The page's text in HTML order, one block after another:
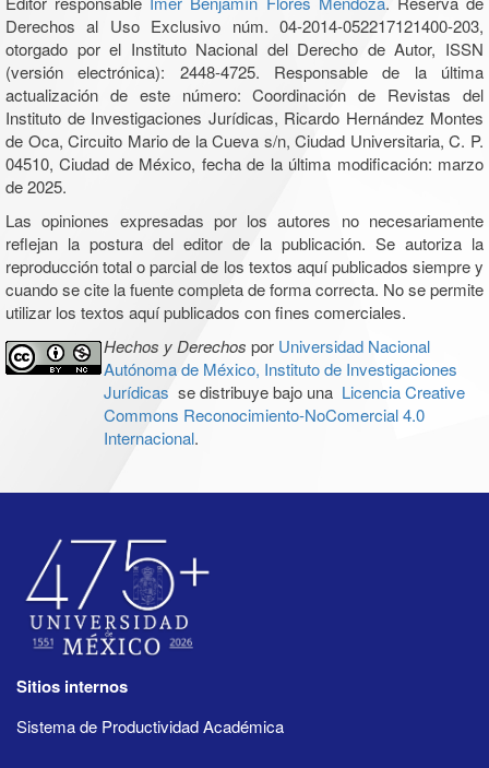
Derechos al Uso Exclusivo núm. 04-2014-052217121400-203,
otorgado por el Instituto Nacional del Derecho de Autor, ISSN
(versión electrónica): 2448-4725. Responsable de la última
actualización de este número: Coordinación de Revistas del
Instituto de Investigaciones Jurídicas, Ricardo Hernández Montes
de Oca, Circuito Mario de la Cueva s/n, Ciudad Universitaria, C. P.
04510, Ciudad de México, fecha de la última modificación: marzo
de 2025.
Las opiniones expresadas por los autores no necesariamente
reflejan la postura del editor de la publicación. Se autoriza la
reproducción total o parcial de los textos aquí publicados siempre y
cuando se cite la fuente completa de forma correcta. No se permite
utilizar los textos aquí publicados con fines comerciales.
Hechos y Derechos por Universidad Nacional
Autónoma de México, Instituto de Investigaciones
Jurídicas se distribuye bajo una Licencia Creative
Commons Reconocimiento-NoComercial 4.0
Internacional.
Sitios internos
Sistema de Productividad Académica